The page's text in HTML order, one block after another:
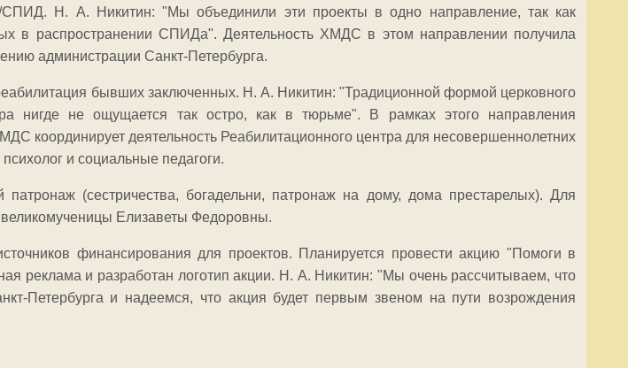
СПИД. Н. А. Никитин: "Мы объединили эти проекты в одно направление, так как
в распространении СПИДа". Деятельность ХМДС в этом направлении получила
администрации Санкт-Петербурга.
бывших заключенных. Н. А. Никитин: "Традиционной формой церковного
нигде не ощущается так остро, как в тюрьме". В рамках этого направления
координирует деятельность Реабилитационного центра для несовершеннолетних
и социальные педагоги.
(сестричества, богадельни, патронаж на дому, дома престарелых). Для
великомученицы Елизаветы Федоровны.
финансирования для проектов. Планируется провести акцию "Помоги в
реклама и разработан логотип акции. Н. А. Никитин: "Мы очень рассчитываем, что
Петербурга и надеемся, что акция будет первым звеном на пути возрождения